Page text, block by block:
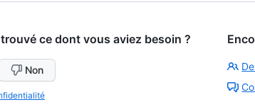
ce dont vous aviez besoin ?
Non